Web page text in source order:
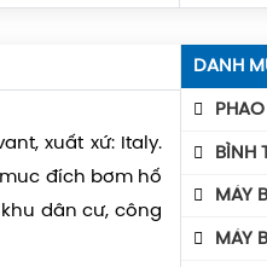
xuất xứ: Italy.
muc đích bơm hố
dân cư, công
DANH
Phao
Phao
BÌNH
Bình
Bình
MÁY
MÁY